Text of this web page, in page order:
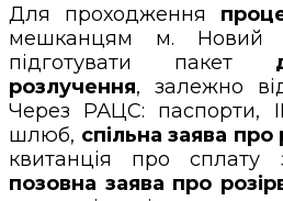
Для проходження
мешканцям м. Новий
підготувати пакет
розлучення, залежно
Через РАЦС: паспорти,
шлюб, спільна заява
квитанція про сплату
позовна заява про